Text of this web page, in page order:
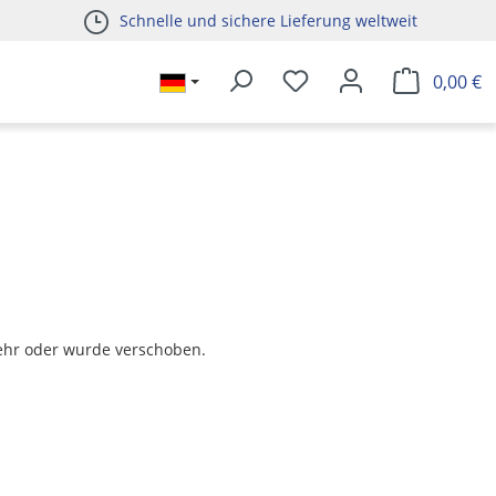
Schnelle und sichere Lieferung weltweit
0,00 €
oder wurde verschoben.